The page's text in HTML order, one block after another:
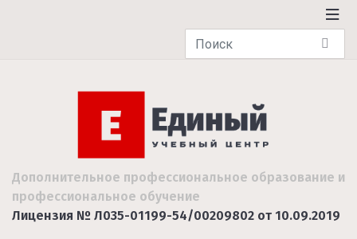
Дополнительное профессиональное образование и
профессиональное обучение
Лицензия № Л035-01199-54/00209802 от 10.09.2019